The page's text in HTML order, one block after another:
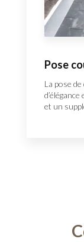
Pose
La pose
et un